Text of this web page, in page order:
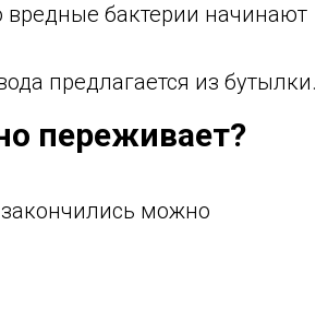
бактерии начинают
предлагается из бутылки.
переживает?
можно